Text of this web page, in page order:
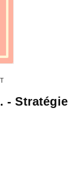
- Stratégie